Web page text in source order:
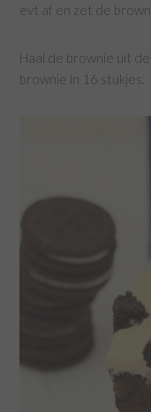
evt af en zet de
Haal de brownie uit
brownie in 16 stukjes.